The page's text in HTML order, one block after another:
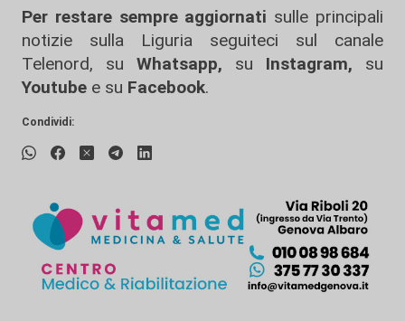
Per restare sempre aggiornati sulle principali
notizie sulla Liguria seguiteci sul canale
Telenord, su
Whatsapp, su Instagram, su
Youtube e su Facebook.
Condividi: